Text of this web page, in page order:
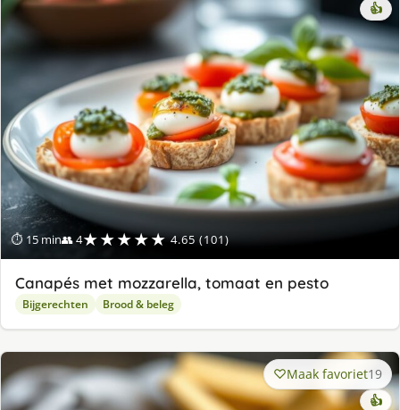
⏱ 15 min👥 4★★★★★ 4.65 (101)
👍
Canapés met mozzarella, tomaat en pesto
Bijgerechten Brood & beleg
Maak favoriet19
👍